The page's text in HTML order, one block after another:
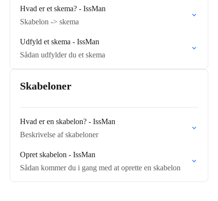
Hvad er et skema? - IssMan
Skabelon -> skema
Udfyld et skema - IssMan
Sådan udfylder du et skema
Skabeloner
Hvad er en skabelon? - IssMan
Beskrivelse af skabeloner
Opret skabelon - IssMan
Sådan kommer du i gang med at oprette en skabelon